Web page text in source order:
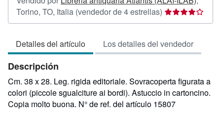
Torino, TO, Italia (vendedor de 4 estrellas) Calificación
del
4
de
estrellas
Detalles del artículo Los detalles del vendedor
Descripción
Cm. 38 x 28. Leg. rigida editoriale. Sovracoperta figurata a
colori (piccole sgualciture ai bordi). Astuccio in cartoncino.
Copia molto buona. N° de ref. del artículo 15807